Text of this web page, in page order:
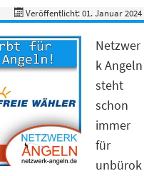
Veröffentlicht: 01. Januar 2024
Netzwer
k Angeln
steht
schon
immer
für
unbürok